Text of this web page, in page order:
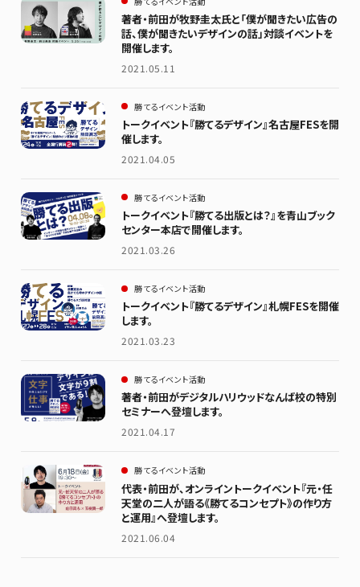
著者・前田が牧野圭太氏と「僕が聞きたい広告の
話、僕が聞きたいデザインの話」対談イベントを
開催します。
2021.05.11
勝てるイベント活動
トークイベント『勝てるデザイン』名古屋FESを開
催します。
2021.04.05
勝てるイベント活動
トークイベント『勝てる出版とは？』を青山ブック
センター本店で開催します。
2021.03.26
勝てるイベント活動
トークイベント『勝てるデザイン』札幌FESを開催
します。
2021.03.23
勝てるイベント活動
著者・前田がデジタルハリウッドなんば校の特別
セミナーへ登壇します。
2021.04.17
勝てるイベント活動
代表・前田が、オンライントークイベント『元・任
天堂の二人が語る《勝てるコンセプト》の作り方
と運用』へ登壇します。
2021.06.04